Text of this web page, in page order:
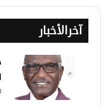
آخرالأخبار